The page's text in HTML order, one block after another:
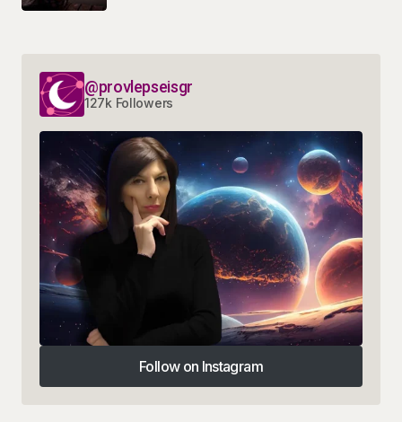
@provlepseisgr
127k Followers
Follow on Instagram
Follow on Instagram